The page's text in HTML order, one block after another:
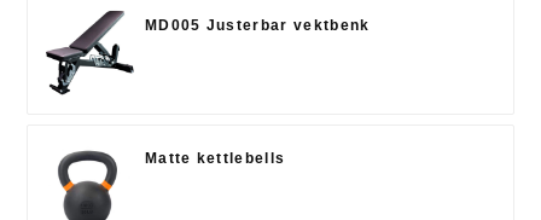
MD005 Justerbar vektbenk
Matte kettlebells